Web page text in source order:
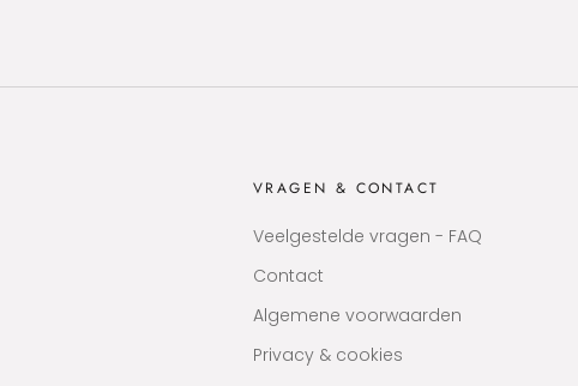
VRAGEN & CONTACT
Veelgestelde vragen - FAQ
Contact
Algemene voorwaarden
Privacy & cookies